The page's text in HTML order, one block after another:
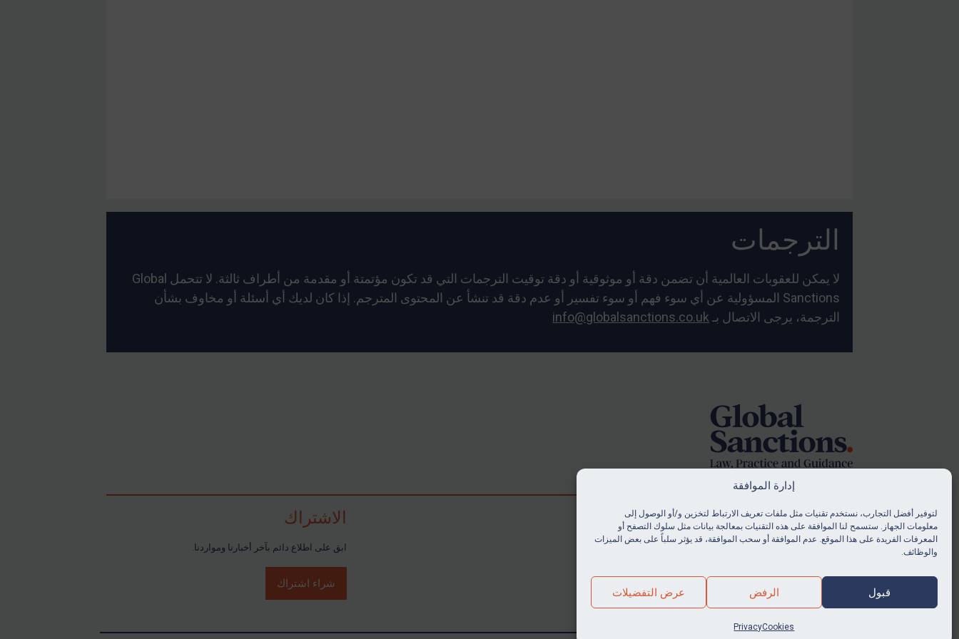
إدارة الموافقة
لتوفير أفضل التجارب، نستخدم تقنيات مثل ملفات تعريف الارتباط لتخزين و/أو الوصول إلى
معلومات الجهاز. ستسمح لنا الموافقة على هذه التقنيات بمعالجة بيانات مثل سلوك التصفح أو
المعرفات الفريدة على هذا الموقع. عدم الموافقة أو سحب الموافقة، قد يؤثر سلباً على بعض الميزات
والوظائف.
قبول الرفض عرض التفضيلات
Cookies
Privacy
الترجمات
لا يمكن للعقوبات العالمية أن تضمن دقة أو موثوقية أو دقة توقيت الترجمات التي قد تكون مؤتمتة أو مقدمة من أطراف ثالثة. لا تتحمل Global
Sanctions المسؤولية عن أي سوء فهم أو سوء تفسير أو عدم دقة قد تنشأ عن المحتوى المترجم. إذا كان لديك أي أسئلة أو مخاوف بشأن
الترجمة، يرجى الاتصال بـ info@globalsanctions.co.uk
© Global Sanctions 2026. All rights reserved.
Website bySquare Eye Ltd
.
الاشتراك
ابق على اطلاع دائم بآخر أخبارنا ومواردنا.
شراء اشتراك